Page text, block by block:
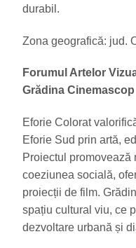
durabil.
Zona geografică: jud.
Forumul Artelor
Grădina Cinemascop
Eforie Colorat
Eforie Sud prin artă,
Proiectul promovează
coeziunea socială,
proiecții de film.
spațiu cultural viu, ce
dezvoltare urbană și